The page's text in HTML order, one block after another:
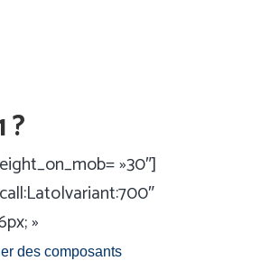
?
»30″]
»
des composants